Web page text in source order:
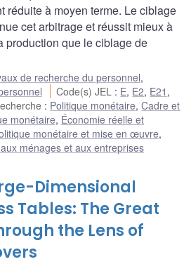
réduite à moyen terme. Le ciblage
cet arbitrage et réussit mieux à
production que le ciblage de
de recherche du personnel,
Code(s) JEL : E, E2, E21 ,
: Politique monétaire,Cadre et
monétaire, Économie réelle et
monétaire et mise en œuvre,
ménages et aux entreprises
Dimensional
Tables: The Great
the Lens of